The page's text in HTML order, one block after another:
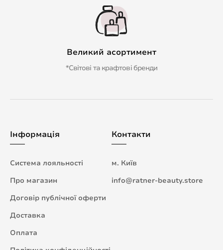
Великий асортимент
*Світові та крафтові бренди
Інформація
Система лояльності
Про магазин
Договір публічної оферти
Доставка
Оплата
Контакти
м. Київ
info@ratner-beauty.store